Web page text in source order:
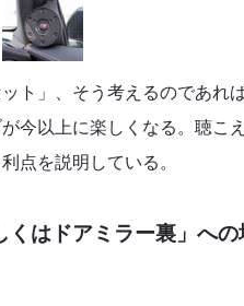
ット」、そう考えるのであ
今以上に楽しくなる。聴こ
点を説明している。
くはドアミラー裏」へ